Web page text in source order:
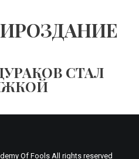
СТАЛ
Of Fools All rights reserved